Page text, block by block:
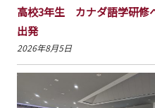
高校3年生 カナダ語学研修
出発
2026年8月5日